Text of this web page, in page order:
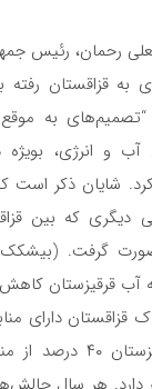
رحمان، رئیس
قزاقستان رفته
به موقع
و انرژی، بویژه
شایان ذکر است
دیگری که بین
گرفت. (بیشکک
آب قرقیزستان
خاک قزاقستان دارای
حالیست که